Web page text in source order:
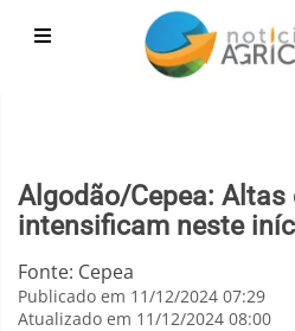
Algodão/Cepea: Altas
intensificam neste
Fonte: Cepea
Publicado em 11/12/2024 07:29
Atualizado em 11/12/2024 08:00